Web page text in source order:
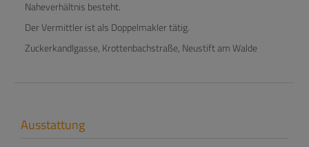
Naheverhältnis besteht.
Der Vermittler ist als Doppelmakler tätig.
Zuckerkandlgasse, Krottenbachstraße, Neustift am Walde
Ausstattung